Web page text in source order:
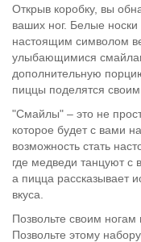
Открыв коробку, вы
ваших ног. Белые
настоящим символом
улыбающимися
дополнительную
пиццы поделятся
"Смайлы" – это не
которое будет с вами
возможность стать
где медведи танцуют с
а пицца рассказывает
вкуса.
Позвольте своим
Позвольте этому